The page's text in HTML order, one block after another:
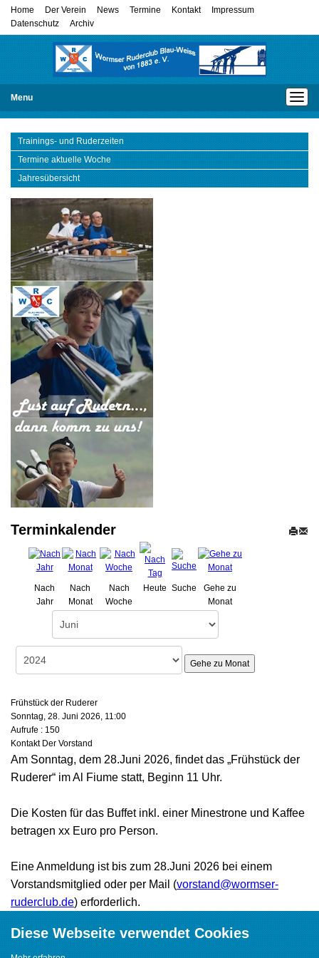
Home Der Verein News Termine Kontakt
Impressum
Datenschutz
Archiv
Menu
Trainings- und Ruderzeiten
Termine aktuelle Woche
Jahresübersicht
Terminkalender
Nach
Jahr
Nach
Monat
Nach
Woche
Heute Suche
Gehe zu
Monat
Gehe zu Monat
Frühstück der Ruderer
Sonntag, 28. Juni 2026, 11:00
Aufrufe : 150
Kontakt Der Vorstand
Am Sonntag, dem 28.Juni 2026, findet das „Frühstück der
Ruderer“ im Al Fiume statt, Beginn 11 Uhr.
Die Kosten für das Buffet inkl. einer Minestrone und Kaffee
betragen xx Euro pro Person.
Eine Anmeldung ist bis zum 28.Juni 2026 bei einem
Vorstandsmitglied oder per Mail (vorstand@wormser-
ruderclub.de) erforderlich.
Diese Webseite verwendet Cookies